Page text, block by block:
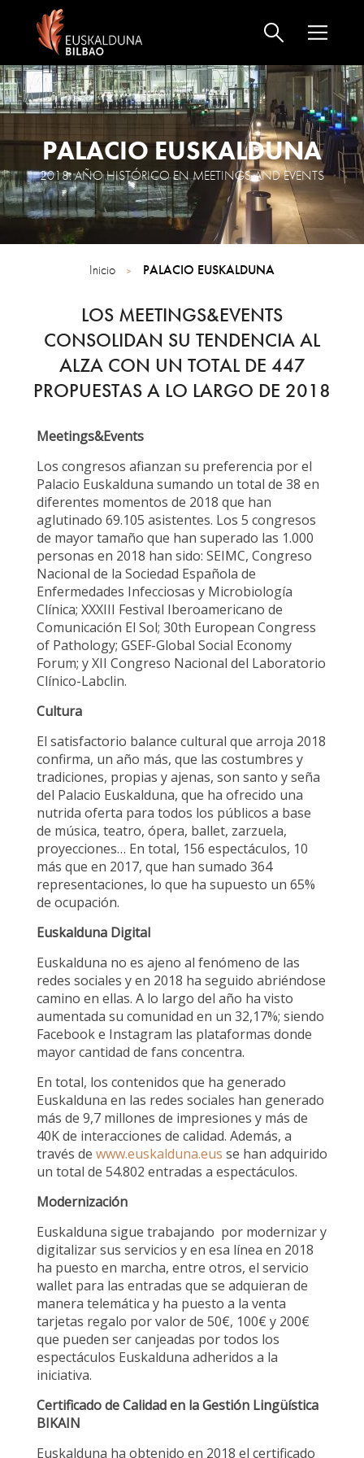
PALACIO EUSKALDUNA
2018: AÑO HISTÓRICO EN MEETINGS AND EVENTS
Inicio PALACIO EUSKALDUNA
LOS MEETINGS&EVENTS
CONSOLIDAN SU TENDENCIA AL
ALZA CON UN TOTAL DE 447
PROPUESTAS A LO LARGO DE 2018
Meetings&Events
Los congresos afianzan su preferencia por el
Palacio Euskalduna sumando un total de 38 en
diferentes momentos de 2018 que han
aglutinado 69.105 asistentes. Los 5 congresos
de mayor tamaño que han superado las 1.000
personas en 2018 han sido: SEIMC, Congreso
Nacional de la Sociedad Española de
Enfermedades Infecciosas y Microbiología
Clínica; XXXIII Festival Iberoamericano de
Comunicación El Sol; 30th European Congress
of Pathology; GSEF-Global Social Economy
Forum; y XII Congreso Nacional del Laboratorio
Clínico-Labclin.
Cultura
El satisfactorio balance cultural que arroja 2018
confirma, un año más, que las costumbres y
tradiciones, propias y ajenas, son santo y seña
del Palacio Euskalduna, que ha ofrecido una
nutrida oferta para todos los públicos a base
de música, teatro, ópera, ballet, zarzuela,
proyecciones… En total, 156 espectáculos, 10
más que en 2017, que han sumado 364
representaciones, lo que ha supuesto un 65%
de ocupación.
Euskalduna Digital
Euskalduna no es ajeno al fenómeno de las
redes sociales y en 2018 ha seguido abriéndose
camino en ellas. A lo largo del año ha visto
aumentada su comunidad en un 32,17%; siendo
Facebook e Instagram las plataformas donde
mayor cantidad de fans concentra.
En total, los contenidos que ha generado
Euskalduna en las redes sociales han generado
más de 9,7 millones de impresiones y más de
40K de interacciones de calidad. Además, a
través de www.euskalduna.eus se han adquirido
un total de 54.802 entradas a espectáculos.
Modernización
Euskalduna sigue trabajando por modernizar y
digitalizar sus servicios y en esa línea en 2018
ha puesto en marcha, entre otros, el servicio
wallet para las entradas que se adquieran de
manera telemática y ha puesto a la venta
tarjetas regalo por valor de 50€, 100€ y 200€
que pueden ser canjeadas por todos los
espectáculos Euskalduna adheridos a la
iniciativa.
Certificado de Calidad en la Gestión Lingüística
BIKAIN
Euskalduna ha obtenido en 2018 el certificado